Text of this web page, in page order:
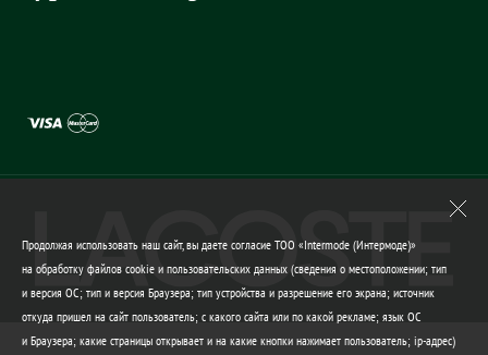
Продолжая использовать наш сайт, вы даете согласие ТОО «Intermode (Интермоде)»
на обработку файлов cookie и пользовательских данных (сведения о местоположении; тип
и версия ОС; тип и версия Браузера; тип устройства и разрешение его экрана; источник
откуда пришел на сайт пользователь; с какого сайта или по какой рекламе; язык ОС
и Браузера; какие страницы открывает и на какие кнопки нажимает пользователь; ip-адрес)